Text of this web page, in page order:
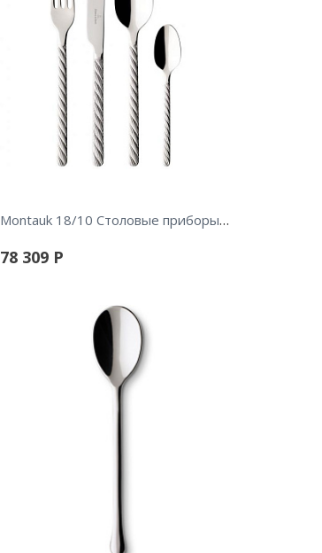
Montauk 18/10 Столовые приборы 24пр.
78 309 Р